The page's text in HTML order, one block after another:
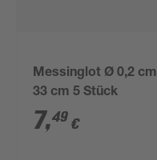
Messinglot Ø 0,2 cm
33 cm 5 Stück
7,49 €